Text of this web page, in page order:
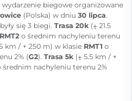
wydarzenie biegowe organizowane
(Polska) w dniu 30 lipca.
się 3 biegi. Trasa 20k (⨦ 21.5
RMT2 o średnim nachyleniu terenu
km / + 250 m) w klasie RMT1 o
2% (G2). Trasa 5k (⨦ 5.5 km / +
średnim nachyleniu terenu 2%